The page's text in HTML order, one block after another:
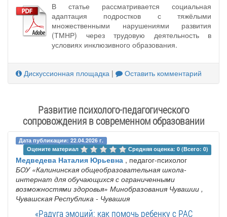
В статье рассматривается социальная
адаптация подростков с тяжёлыми
множественными нарушениями развития
(ТМНР) через трудовую деятельность в
условиях инклюзивного образования.
Дискуссионная площадка | Оставить комментарий
Развитие психолого-педагогического
сопровождения в современном образовании
Дата публикации: 22.04.2026 г.
Оцените материал
Средняя оценка: 0 (Всего: 0)
Медведева Наталия Юрьевна , педагог-психолог
БОУ «Калининская общеобразовательная школа-
интернат для обучающихся с ограниченными
возможностями здоровья» Минобразования Чувашии ,
Чувашская Республика - Чувашия
«Радуга эмоций: как помочь ребенку с РАС